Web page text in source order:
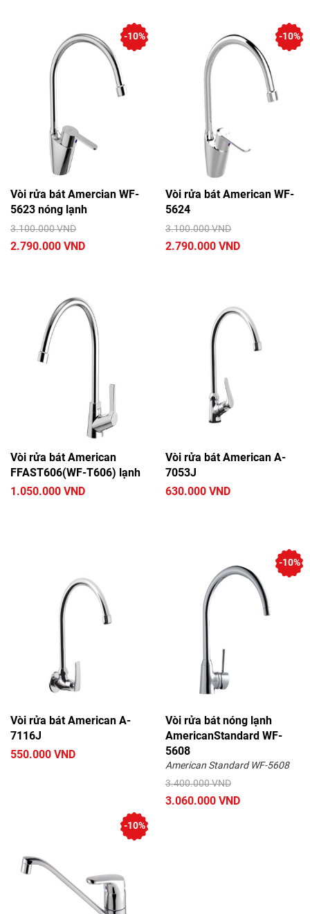
Vòi rửa bát Amercian WF-
5623 nóng lạnh
3.100.000 VND
2.790.000 VND
-10%
Vòi rửa bát American WF-
5624
3.100.000 VND
2.790.000 VND
-10%
Vòi rửa bát American
FFAST606(WF-T606) lạnh
1.050.000 VND
Vòi rửa bát American A-
7053J
630.000 VND
Vòi rửa bát American A-
7116J
550.000 VND
Vòi rửa bát nóng lạnh
AmericanStandard WF-
5608
American Standard WF-5608
3.400.000 VND
3.060.000 VND
-10%
-10%